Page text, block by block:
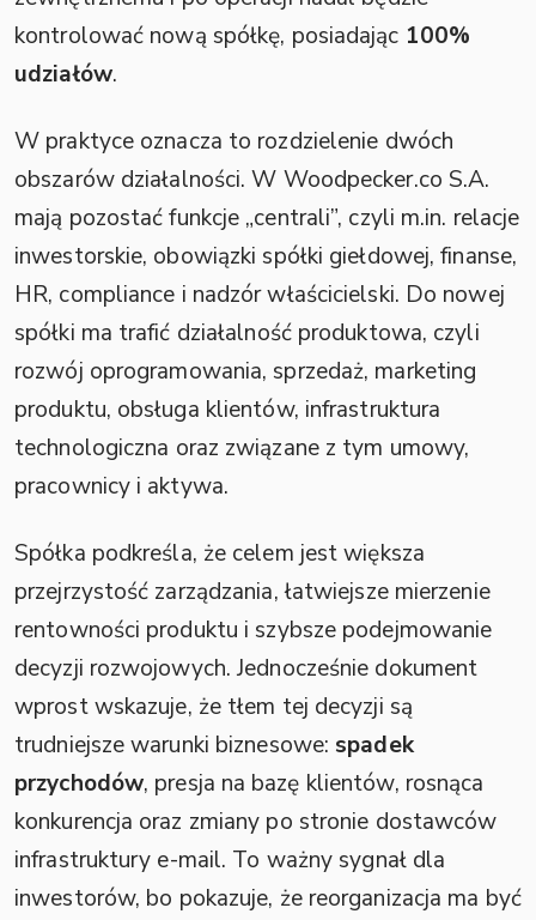
kontrolować nową spółkę, posiadając 100%
udziałów.
W praktyce oznacza to rozdzielenie dwóch
obszarów działalności. W Woodpecker.co S.A.
mają pozostać funkcje „centrali”, czyli m.in. relacje
inwestorskie, obowiązki spółki giełdowej, finanse,
HR, compliance i nadzór właścicielski. Do nowej
spółki ma trafić działalność produktowa, czyli
rozwój oprogramowania, sprzedaż, marketing
produktu, obsługa klientów, infrastruktura
technologiczna oraz związane z tym umowy,
pracownicy i aktywa.
Spółka podkreśla, że celem jest większa
przejrzystość zarządzania, łatwiejsze mierzenie
rentowności produktu i szybsze podejmowanie
decyzji rozwojowych. Jednocześnie dokument
wprost wskazuje, że tłem tej decyzji są
trudniejsze warunki biznesowe: spadek
przychodów, presja na bazę klientów, rosnąca
konkurencja oraz zmiany po stronie dostawców
infrastruktury e-mail. To ważny sygnał dla
inwestorów, bo pokazuje, że reorganizacja ma być